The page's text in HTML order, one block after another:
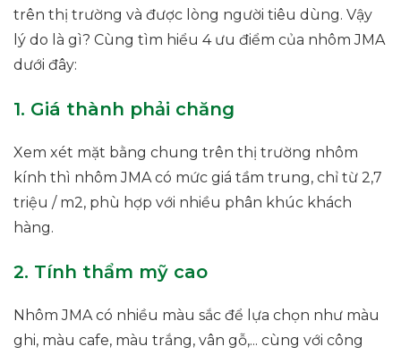
trên thị trường và được lòng người tiêu dùng. Vậy
lý do là gì? Cùng tìm hiểu 4 ưu điểm của nhôm JMA
dưới đây:
1. Giá thành phải chăng
Xem xét mặt bằng chung trên thị trường nhôm
kính thì nhôm JMA có mức giá tầm trung, chỉ từ 2,7
triệu / m2, phù hợp với nhiều phân khúc khách
hàng.
2. Tính thẩm mỹ cao
Nhôm JMA có nhiều màu sắc để lựa chọn như màu
ghi, màu cafe, màu trắng, vân gỗ,... cùng với công